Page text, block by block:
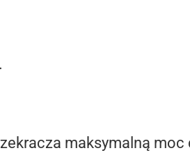
.
maksymalną moc